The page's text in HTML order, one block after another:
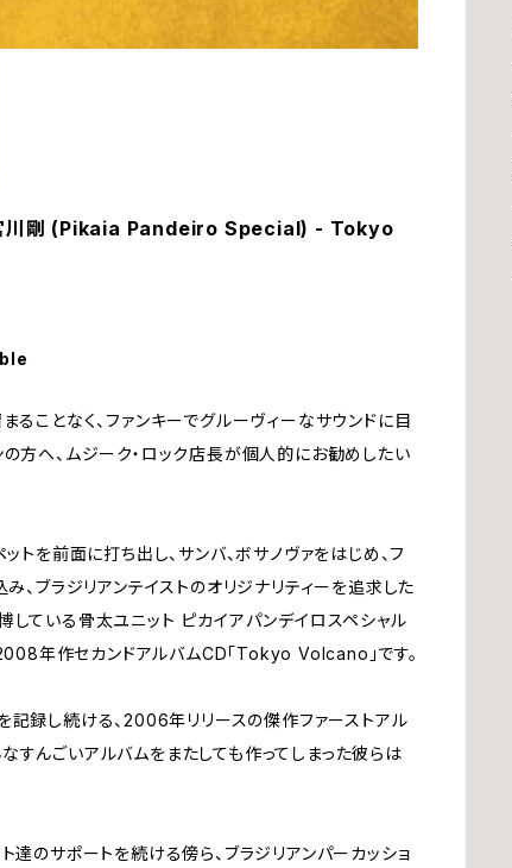
川剛 (Pikaia Pandeiro Special) - Tokyo
ることなく、ファンキーでグルーヴィーなサウンドに目
方へ、ムジーク・ロック店長が個人的にお勧めしたい
トを前面に打ち出し、サンバ、ボサノヴァをはじめ、フ
、ブラジリアンテイストのオリジナリティーを追求した
ている骨太ユニット ピカイアパンデイロスペシャル
年作セカンドアルバムCD「Tokyo Volcano」です。
録し続ける、2006年リリースの傑作ファーストアル
すんごいアルバムをまたしても作ってしまった彼らは
達のサポートを続ける傍ら、ブラジリアンパーカッショ